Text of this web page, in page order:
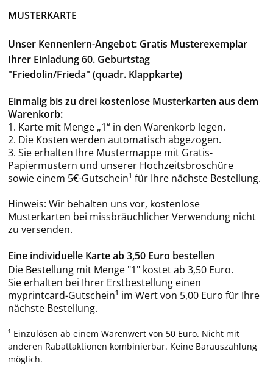
MUSTERKARTE
Unser Kennenlern-Angebot: Gratis Musterexemplar
Ihrer Einladung 60. Geburtstag
"Friedolin/Frieda" (quadr. Klappkarte)
Einmalig bis zu drei kostenlose Musterkarten aus dem
Warenkorb:
1. Karte mit Menge „1“ in den Warenkorb legen.
2. Die Kosten werden automatisch abgezogen.
3. Sie erhalten Ihre Mustermappe mit Gratis-
Papiermustern und unserer Hochzeitsbroschüre
sowie einem 5€-Gutschein¹ für Ihre nächste Bestellung.
Hinweis: Wir behalten uns vor, kostenlose
Musterkarten bei missbräuchlicher Verwendung nicht
zu versenden.
Eine individuelle Karte ab 3,50 Euro bestellen
Die Bestellung mit Menge "1" kostet ab 3,50 Euro.
Sie erhalten bei Ihrer Erstbestellung einen
myprintcard-Gutschein¹ im Wert von 5,00 Euro für Ihre
nächste Bestellung.
¹ Einzulösen ab einem Warenwert von 50 Euro. Nicht mit
anderen Rabattaktionen kombinierbar. Keine Barauszahlung
möglich.